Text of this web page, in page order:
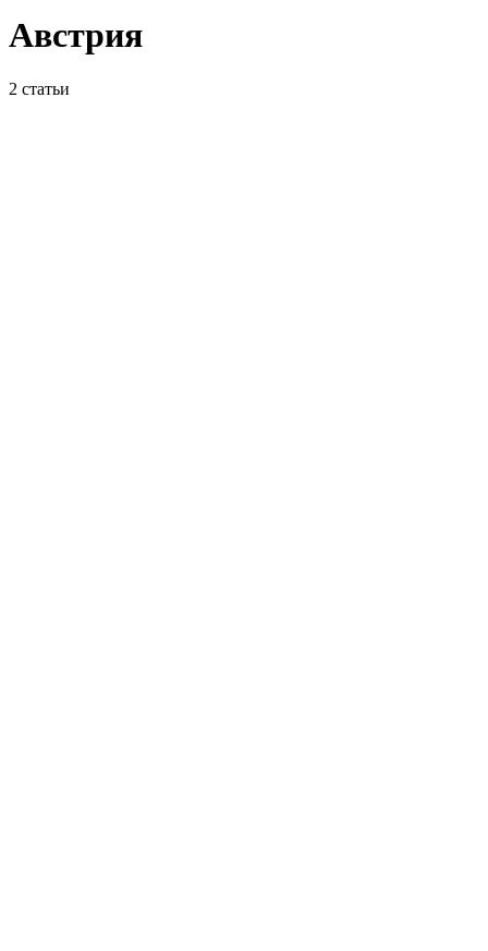
Австрия
2 статьи